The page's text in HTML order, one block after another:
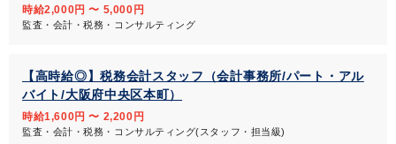
時給2,000円 〜 5,000円
監査・会計・税務・コンサルティング
【高時給◎】税務会計スタッフ（会計事務所/パート・アル
バイト/大阪府中央区本町）
時給1,600円 〜 2,200円
監査・会計・税務・コンサルティング(スタッフ・担当級)